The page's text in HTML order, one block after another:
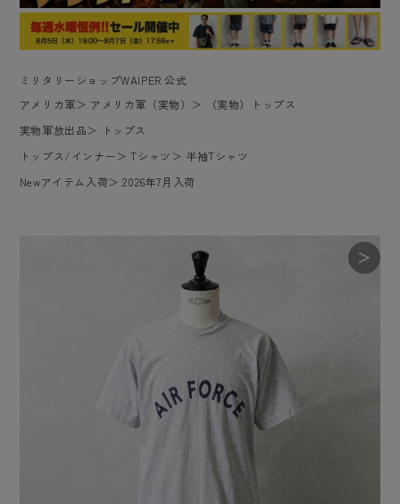
ミリタリーショップWAIPER 公式
アメリカ軍＞ アメリカ軍（実物） ＞
（実物）トップス
実物軍放出品＞
トップス
トップス/インナー＞Tシャツ ＞ 半袖Tシャツ
Newアイテム入荷＞2026年7月入荷
＞